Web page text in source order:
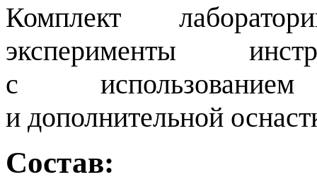
Комплект
эксперименты
с
и дополнительной
Состав: